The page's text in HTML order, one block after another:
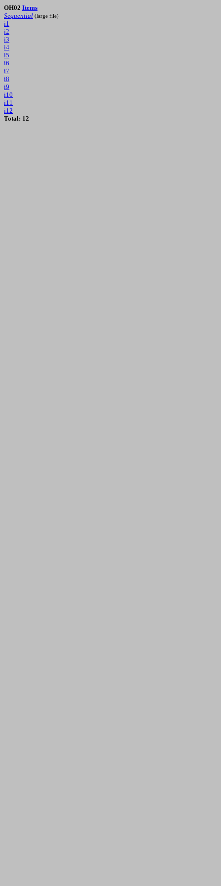
OH02 Items
Sequential (large file)
i1
i2
i3
i4
i5
i6
i7
i8
i9
i10
i11
i12
Total: 12